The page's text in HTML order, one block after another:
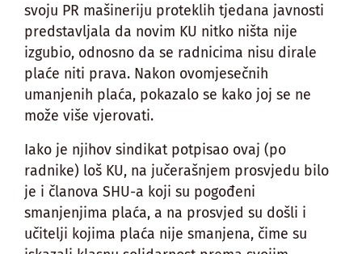
svoju PR mašineriju proteklih tjedana javnosti
predstavljala da novim KU nitko ništa nije
izgubio, odnosno da se radnicima nisu dirale
plaće niti prava. Nakon ovomjesečnih
umanjenih plaća, pokazalo se kako joj se ne
može više vjerovati.
Iako je njihov sindikat potpisao ovaj (po
radnike) loš KU, na jučerašnjem prosvjedu bilo
je i članova SHU-a koji su pogođeni
smanjenjima plaća, a na prosvjed su došli i
učitelji kojima plaća nije smanjena, čime su